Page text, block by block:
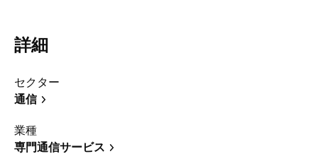
詳細
セクター
通信
業種
専門通信サービス